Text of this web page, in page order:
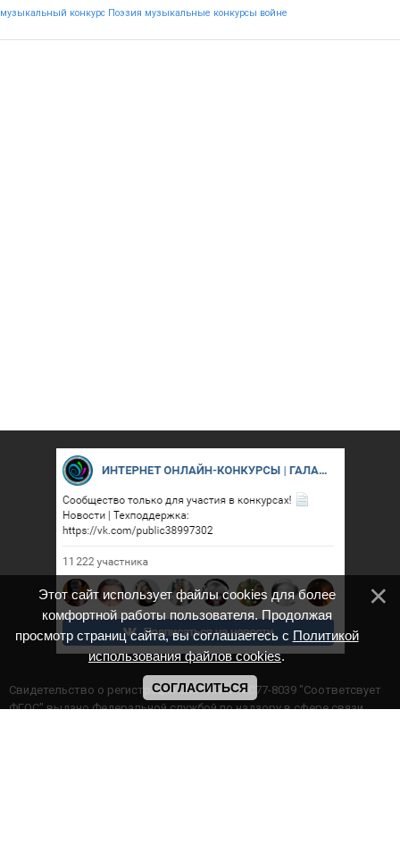
музыкальный конкурс Поэзия музыкальные конкурсы войне
Cвидетельство о регистрации СМИ ИА № ФС77-8039 "Соответсвует
ФГОС" выдано Федеральной службой по надзору в сфере связи,
Этот сайт использует файлы cookies для более
комфортной работы пользователя. Продолжая
просмотр страниц сайта, вы соглашаетесь с Политикой
использования файлов cookies.
СОГЛАСИТЬСЯ